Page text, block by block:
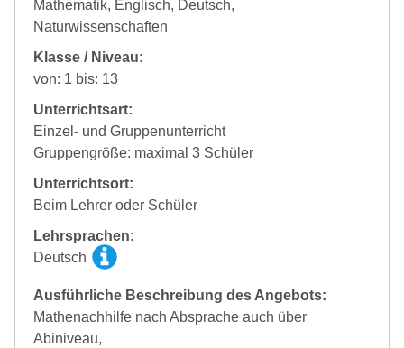
Mathematik, Englisch, Deutsch,
Naturwissenschaften
Klasse / Niveau:
von: 1 bis: 13
Unterrichtsart:
Einzel- und Gruppenunterricht
Gruppengröße: maximal 3 Schüler
Unterrichtsort:
Beim Lehrer oder Schüler
Lehrsprachen:
Deutsch
Ausführliche Beschreibung des Angebots:
Mathenachhilfe nach Absprache auch über
Abiniveau,